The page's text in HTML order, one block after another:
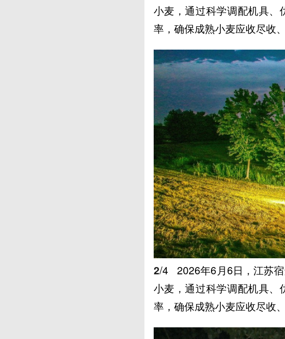
小麦，通过科学调配机具
率，确保成熟小麦应收尽收
2/4
2026年6月6日，江苏
小麦，通过科学调配机具
率，确保成熟小麦应收尽收